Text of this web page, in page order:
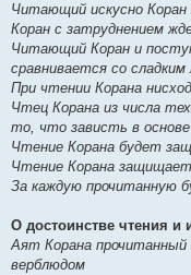
Читающий искусно
Коран с затруднением
Читающий Коран и
сравнивается со
При чтении Корана
Чтец Корана из числа
то, что зависть в
Чтение Корана будет
Чтение Корана
За каждую прочитанную
О достоинстве чтения и
Аят Корана прочитанный
верблюдом